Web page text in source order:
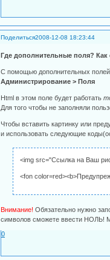
Поделиться2008-12-08 18:23:44
Где дополнительные поля? Как
С помощью дополнительных полей
Администрирование > Поля
Html в этом поле будет работать
Для того чтобы не заполняли
Чтобы вставить картинку или
и использовать следующие
<img src="Ссылка на Ваш
<fon
Внимание! Обязательно нужно
символов сможете ввести НОЛЬ!
0